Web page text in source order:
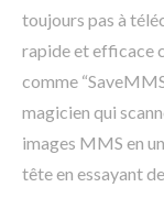
toujours pas à
rapide et efficace
comme
magicien qui
images MMS en
tête en essayant